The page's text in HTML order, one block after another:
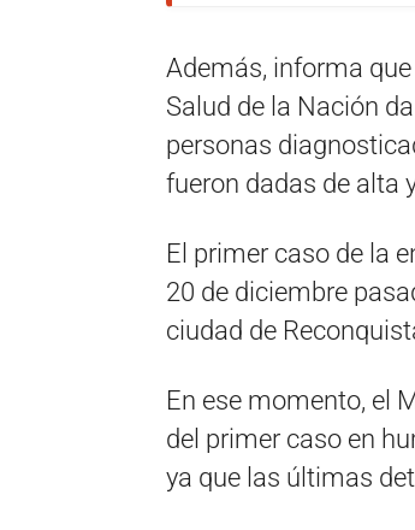
Además, informa
Salud de la Nación
personas
fueron dadas de alta
El primer caso de la
20 de diciembre
ciudad de
En ese momento, el
del primer caso en
ya que las últimas